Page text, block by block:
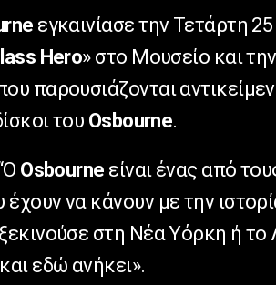
εγκαινίασε την Τετάρτη
Hero» στο Μουσείο και
παρουσιάζονται
του Osbourne.
Osbourne είναι ένας από
να κάνουν με την
στη Νέα Υόρκη ή το
εδώ ανήκει».